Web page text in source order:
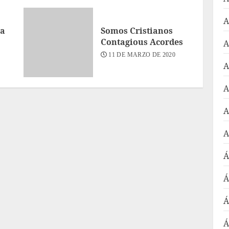
Somos Cristianos
Contagious Acordes
11 DE MARZO DE 2020